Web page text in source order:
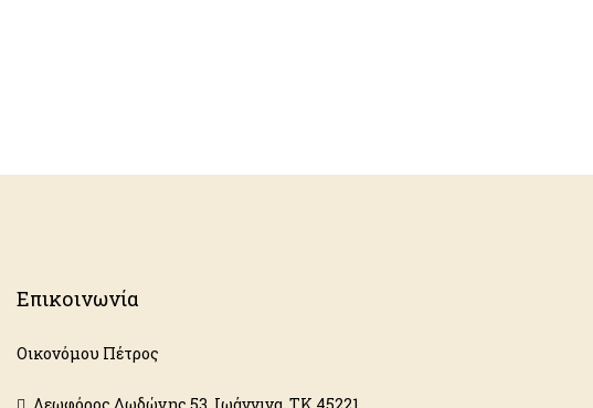
Επικοινωνία
Οικονόμου Πέτρος